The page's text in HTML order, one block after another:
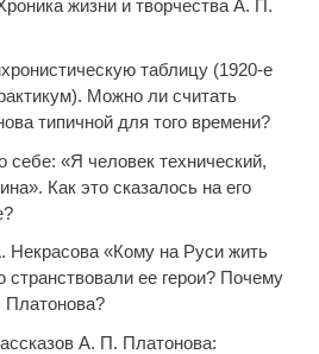
жизни и творчества А. П.
таблицу (1920-е
Можно ли считать
типичной для того времени?
себе: «Я человек технический,
Как это сказалось на его
Некрасова «Кому на Руси жить
ее герои? Почему
Платонова?
А. П. Платонова: